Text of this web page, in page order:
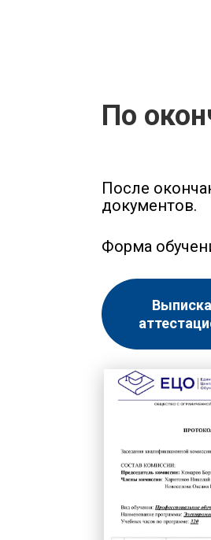
По
После
документов.
Форма